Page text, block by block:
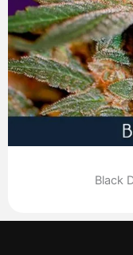
Black